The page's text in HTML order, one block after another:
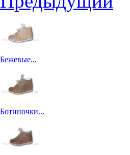
Бежевые...
Ботиночки...